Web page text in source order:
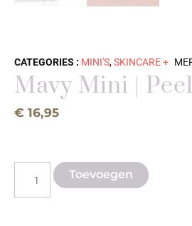
CATEGORIES : MINI'S,SKINCARE +
Mavy Mini |
€ 16,95
Toevoegen